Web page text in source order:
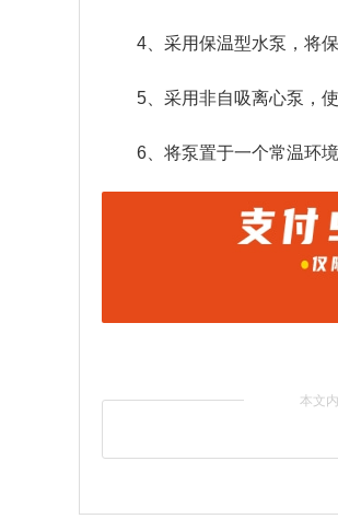
4、采用保温型水泵，将
5、采用非自吸离心泵，
6、将泵置于一个常温环
本文